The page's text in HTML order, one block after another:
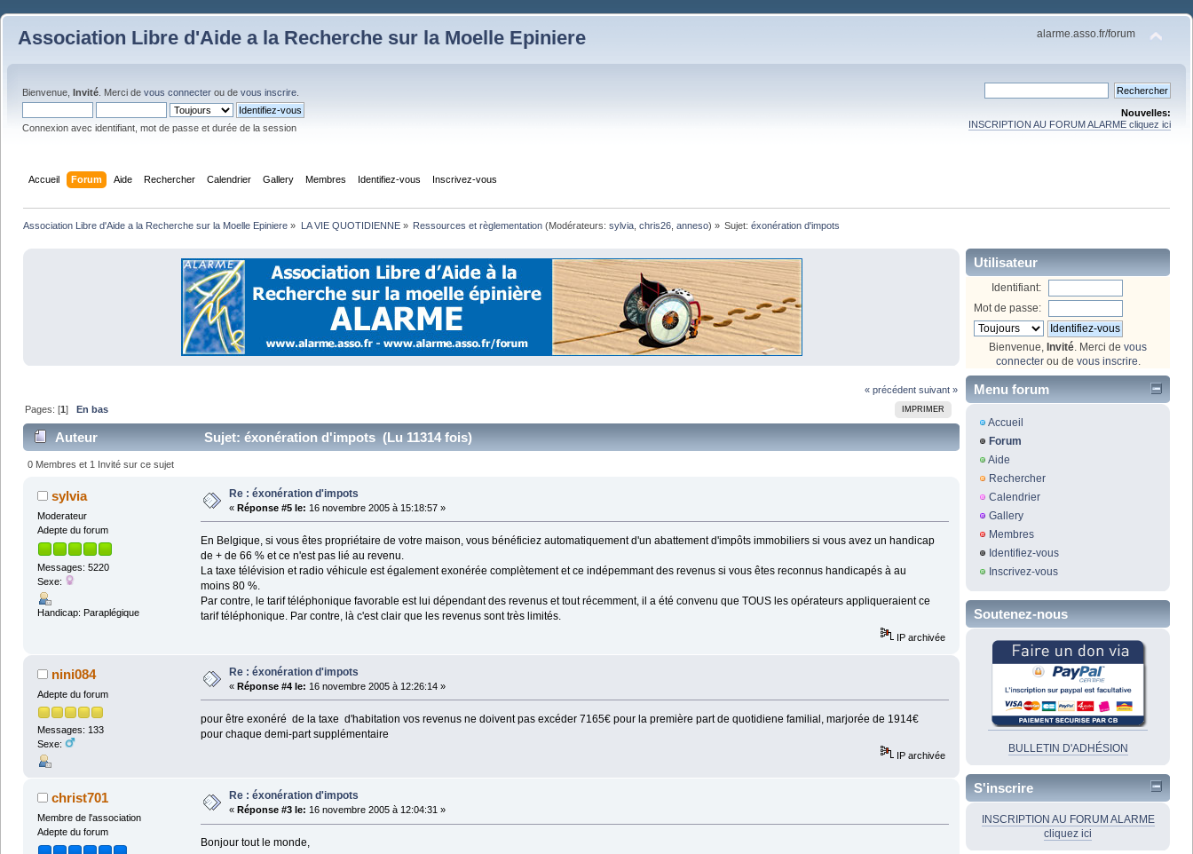
Association Libre d'Aide a la Recherche sur la Moelle Epiniere alarme.asso.fr/forum
Bienvenue, Invité . Merci de vous connecter ou de vous inscrire
Connexion avec identifiant, mot de passe et durée de la session
Nouvelles:
INSCRIPTION AU FORUM ALARME cliquez ici
Accueil Forum Aide Rechercher Calendrier Gallery Membres Identifiez-vous Inscrivez-vous
Association Libre d'Aide a la Recherche sur la Moelle Epiniere » LA VIE QUOTIDIENNE» Ressources et règlementation(Modérateurs: sylvia, chris26, anneso) » Sujet:éxonération d'impots
« précédent suivant »
IMPRIMER
Pages: [1] En bas
Auteur Sujet: éxonération d'impots (Lu 11314 fois)
0 Membres et 1 Invité sur ce sujet
sylvia
Moderateur
Adepte du forum
Messages: 5220
Sexe:
Handicap: Paraplégique
Re : éxonération d'impots
« Réponse #5 le: 16 novembre 2005 à 15:18:57 »
En Belgique, si vous êtes propriétaire de votre maison, vous bénéficiez automatiquement d'un abattement d'impôts immobiliers si vous avez un handicap
de + de 66 % et ce n'est pas lié au revenu.
La taxe télévision et radio véhicule est également exonérée complètement et ce indépemmant des revenus si vous êtes reconnus handicapés à au
moins 80 %.
Par contre, le tarif téléphonique favorable est lui dépendant des revenus et tout récemment, il a été convenu que TOUS les opérateurs appliqueraient ce
tarif téléphonique. Par contre, là c'est clair que les revenus sont très limités.
IP archivée
nini084
Adepte du forum
Messages: 133
Sexe:
Re : éxonération d'impots
« Réponse #4 le: 16 novembre 2005 à 12:26:14 »
pour être exonéré de la taxe d'habitation vos revenus ne doivent pas excéder 7165€ pour la première part de quotidiene familial, marjorée de 1914€
pour chaque demi-part supplémentaire
IP archivée
christ701
Membre de l'association
Adepte du forum
Re : éxonération d'impots
« Réponse #3 le: 16 novembre 2005 à 12:04:31 »
Bonjour tout le monde,
Utilisateur
Identifiant:
Mot de passe:
Bienvenue, Invité . Merci de vous
connecterou de vous inscrire
Menu forum
Accueil
Forum
Aide
Rechercher
Calendrier
Gallery
Membres
Identifiez-vous
Inscrivez-vous
Soutenez-nous
BULLETIN D'ADHÉSION
S'inscrire
INSCRIPTION AU FORUM ALARME
cliquez ici